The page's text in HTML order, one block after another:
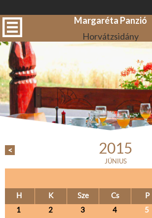
Margaréta Panzió
Horvátzsidány
< 2015
JÚNIUS
H K Sze Cs P
1
2 3 4 5